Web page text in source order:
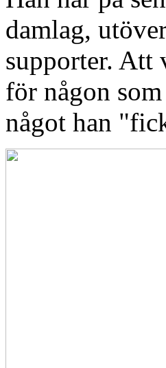
damlag,
supporter. Att
för någon
något han